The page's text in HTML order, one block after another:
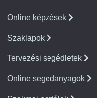
Online képzések
Szaklapok
Tervezési segédletek
Online segédanyagok